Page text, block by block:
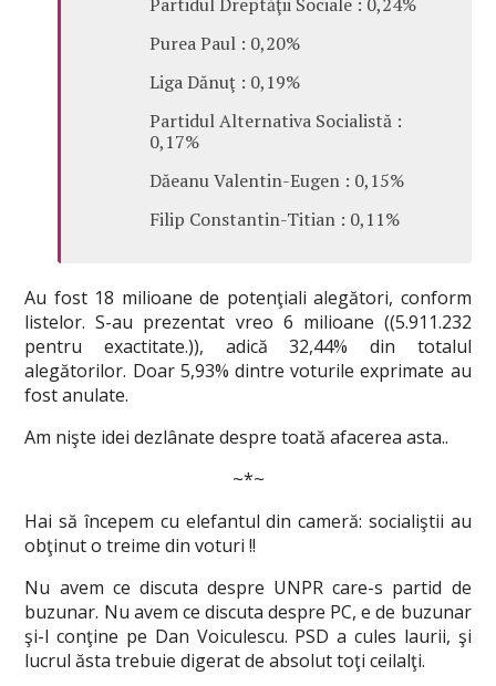
Purea Paul : 0,20%
Liga Dănuţ : 0,19%
Partidul Alternativa Socialistă :
0,17%
Dăeanu Valentin-Eugen : 0,15%
Filip Constantin-Titian : 0,11%
Au fost 18 milioane de potenţiali alegători, conform
listelor. S-au prezentat vreo 6 milioane ((5.911.232
pentru exactitate.)), adică 32,44% din totalul
alegătorilor. Doar 5,93% dintre voturile exprimate au
fost anulate.
Am nişte idei dezlânate despre toată afacerea asta..
~*~
Hai să începem cu elefantul din cameră: socialiştii au
obţinut o treime din voturi !!
Nu avem ce discuta despre UNPR care-s partid de
buzunar. Nu avem ce discuta despre PC, e de buzunar
şi-l conţine pe Dan Voiculescu. PSD a cules laurii, şi
lucrul ăsta trebuie digerat de absolut toţi ceilalţi.